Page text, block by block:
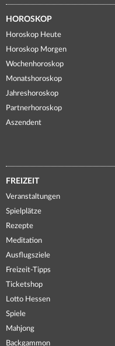
HOROSKOP
Horoskop Heute
Horoskop Morgen
Wochenhoroskop
Monatshoroskop
Jahreshoroskop
Partnerhoroskop
Aszendent
FREIZEIT
Veranstaltungen
Spielplätze
Rezepte
Meditation
Ausflugsziele
Freizeit-Tipps
Ticketshop
Lotto Hessen
Spiele
Mahjong
Backgammon